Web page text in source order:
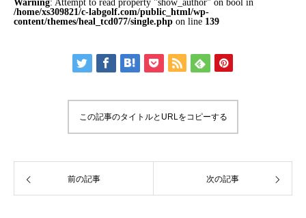
Warning: Attempt to read property "show_author" on bool in
/home/xs309821/c-labgolf.com/public_html/wp-
content/themes/heal_tcd077/single.php on line 139
この記事のタイトルとURLをコピーする
前の記事 次の記事